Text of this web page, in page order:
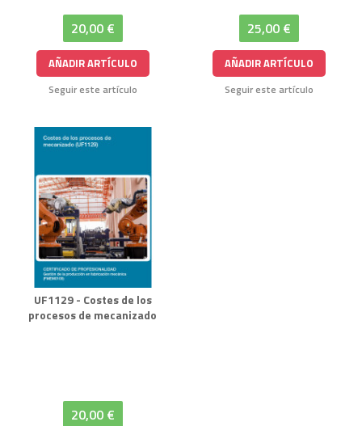
20,00 €
AÑADIR ARTÍCULO
Seguir este artículo
25,00 €
AÑADIR ARTÍCULO
Seguir este artículo
UF1129 - Costes de los
procesos de mecanizado
20,00 €